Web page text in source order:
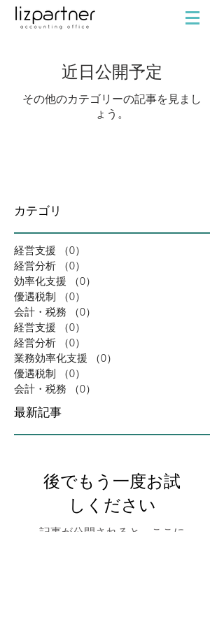
最新記事
カテゴリ
近日公開予定
その他のカテゴリーの記事を見まし
ょう。
経営支援 （0）
経営分析
（0）
効率化支援
（0）
優遇税制
（0）
会計・税務
（0）
経営支援
（0）
経営分析
（0）
業務効率化支援
（0）
優遇税制
（0）
会計・税務
（0）
後でもう一度お試
しください
記事が公開されると、ここに